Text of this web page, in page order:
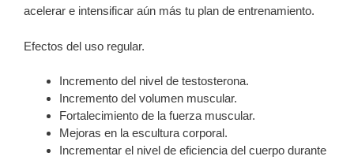
acelerar e intensificar aún más tu plan de entrenamiento.
Efectos del uso regular.
Incremento del nivel de testosterona.
Incremento del volumen muscular.
Fortalecimiento de la fuerza muscular.
Mejoras en la escultura corporal.
Incrementar el nivel de eficiencia del cuerpo durante